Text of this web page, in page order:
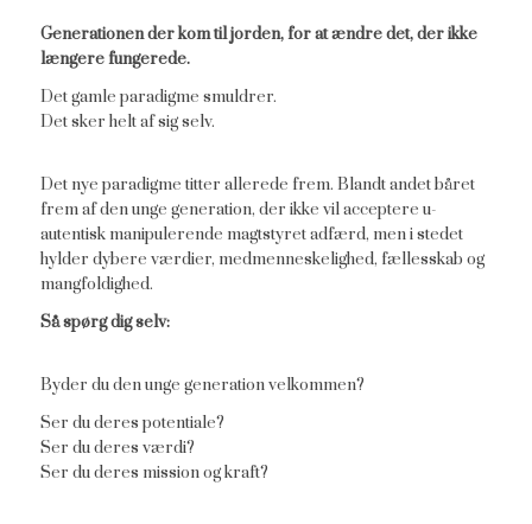
Generationen der kom til jorden, for at ændre det, der ikke
længere fungerede.
Det gamle paradigme smuldrer.
Det sker helt af sig selv.
Det nye paradigme titter allerede frem. Blandt andet båret
frem af den unge generation, der ikke vil acceptere u-
autentisk manipulerende magtstyret adfærd, men i stedet
hylder dybere værdier, medmenneskelighed, fællesskab og
mangfoldighed.
Så spørg dig selv:
Byder du den unge generation velkommen?
Ser du deres potentiale?
Ser du deres værdi?
Ser du deres mission og kraft?